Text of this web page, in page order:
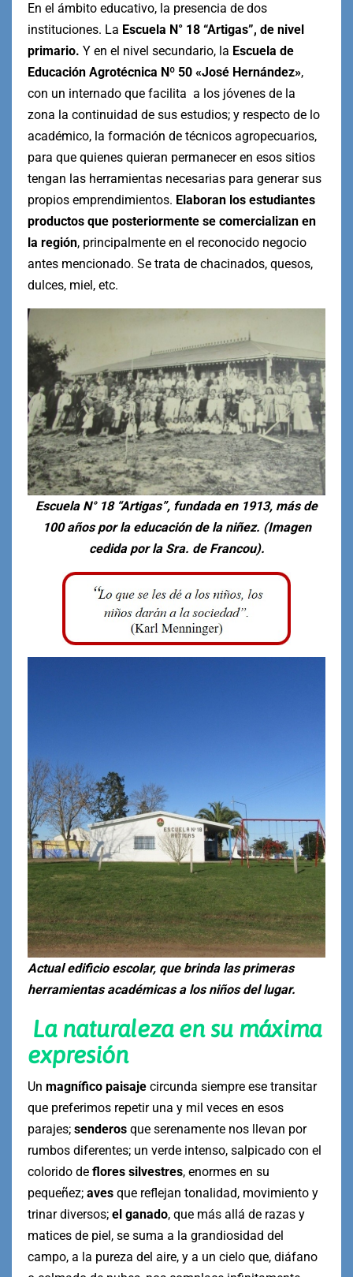
En el ámbito educativo, la presencia de dos
instituciones. La Escuela N° 18 “Artigas”, de nivel
primario. Y en el nivel secundario, la Escuela de
Educación Agrotécnica Nº 50 «José Hernández»,
con un internado que facilita a los jóvenes de la
zona la continuidad de sus estudios; y respecto de lo
académico, la formación de técnicos agropecuarios,
para que quienes quieran permanecer en esos sitios
tengan las herramientas necesarias para generar sus
propios emprendimientos. Elaboran los estudiantes
productos que posteriormente se comercializan en
la región, principalmente en el reconocido negocio
antes mencionado. Se trata de chacinados, quesos,
dulces, miel, etc.
Escuela N° 18 “Artigas”, fundada en 1913, más de
100 años por la educación de la niñez. (Imagen
cedida por la Sra. de Francou).
Actual edificio escolar, que brinda las primeras
herramientas académicas a los niños del lugar.
La naturaleza en su máxima
expresión
Un magnífico paisaje circunda siempre ese transitar
que preferimos repetir una y mil veces en esos
parajes; senderos que serenamente nos llevan por
rumbos diferentes; un verde intenso, salpicado con el
colorido de flores silvestres, enormes en su
pequeñez; aves que reflejan tonalidad, movimiento y
trinar diversos; el ganado, que más allá de razas y
matices de piel, se suma a la grandiosidad del
campo, a la pureza del aire, y a un cielo que, diáfano